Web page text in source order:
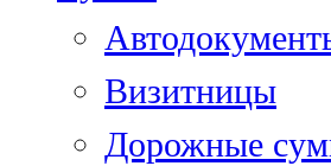
Визитницы
Дорожные